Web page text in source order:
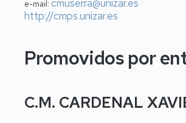
e-mail: cmuserra@unizar.es
http://cmps.unizar.es
Promovidos por
C.M. CARDENAL